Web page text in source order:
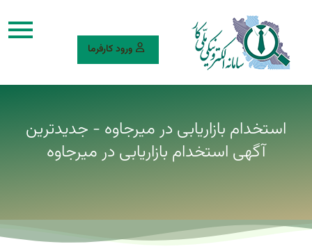
ورود کارفرما
استخدام بازاریابی در میرجاوه - جدیدترین
آگهی استخدام بازاریابی در میرجاوه